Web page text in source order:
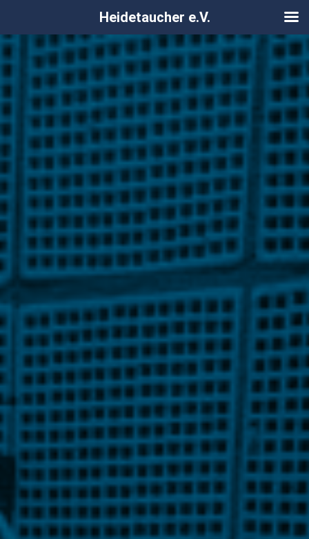
Zum
Inhalt
springen
Heidetaucher e.V.